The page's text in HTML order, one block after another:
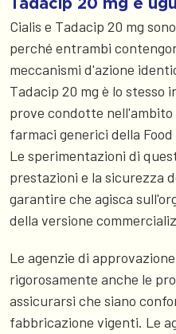
Cialis e Tadacip 20 mg
perché entrambi
meccanismi d'azione
Tadacip 20 mg è lo stesso
prove condotte
farmaci generici della
Le sperimentazioni di
prestazioni e la sicurezza
garantire che agisca
della versione
Le agenzie di
rigorosamente anche le
assicurarsi che siano
fabbricazione vigenti. Le